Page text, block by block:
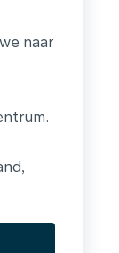
naar